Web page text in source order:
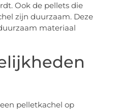
Ook de pellets die
zijn duurzaam. Deze
materiaal
pelletkachel op